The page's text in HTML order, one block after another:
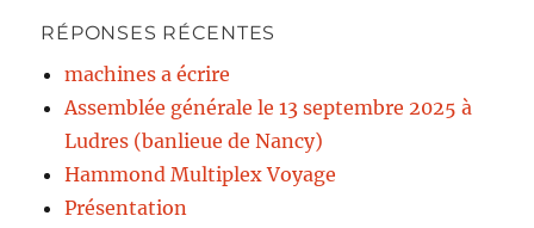
RÉPONSES RÉCENTES
machines a écrire
Assemblée générale le 13 septembre 2025 à
Ludres (banlieue de Nancy)
Hammond Multiplex Voyage
Présentation